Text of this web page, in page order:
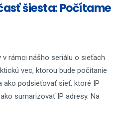
šiesta: Počítame
rámci nášho seriálu o sieťach
vec, ktorou bude počítanie
ako podsieťovať sieť, ktoré IP
sumarizovať IP adresy. Na